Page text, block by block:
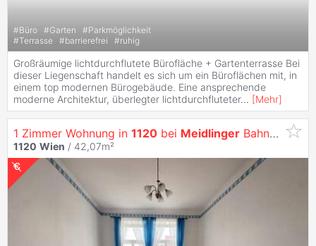
#Büro #Garten #Parkmöglichkeit
#Terrasse #barrierefrei #ruhig
Großräumige lichtdurchflutete Bürofläche + Gartenterrasse Bei
dieser Liegenschaft handelt es sich um ein Büroflächen mit, in
einem top modernen Bürogebäude. Eine ansprechende
moderne Architektur, überlegter lichtdurchfluteter... [Mehr]
1 Zimmer Wohnung in 1120 bei Meidlinger Bahnhof / Philadelphiabrücke
1120 Wien / 42,07m²